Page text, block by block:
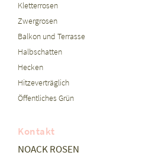
Kletterrosen
Zwergrosen
Balkon und Terrasse
Halbschatten
Hecken
Hitzeverträglich
Öffentliches Grün
Kontakt
NOACK ROSEN